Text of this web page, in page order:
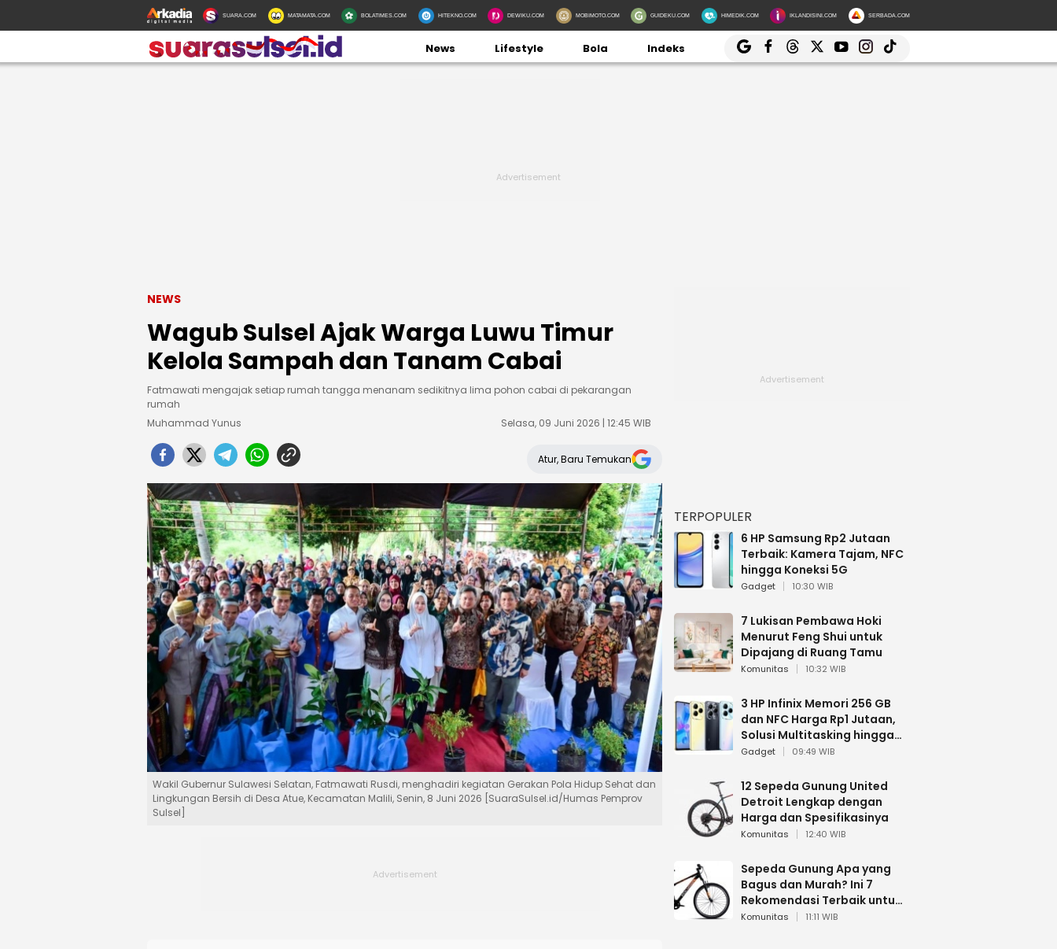
SUARA.COM MATAMATA.COM BOLATIMES.COM HITEKNO.COM DEWIKU.COM MOBIMOTO.COM GUIDEKU.COM HIMEDIK.COM IKLANDISINI.COM SERBADA.COM
News Lifestyle Bola Indeks
NEWS
Wagub Sulsel Ajak Warga Luwu Timur
Kelola Sampah dan Tanam Cabai
Fatmawati mengajak setiap rumah tangga menanam sedikitnya lima pohon cabai di pekarangan
rumah
Muhammad Yunus
Selasa, 09 Juni 2026 | 12:45 WIB
Atur, Baru Temukan
Wakil Gubernur Sulawesi Selatan, Fatmawati Rusdi, menghadiri kegiatan Gerakan Pola Hidup Sehat dan
Lingkungan Bersih di Desa Atue, Kecamatan Malili, Senin, 8 Juni 2026 [SuaraSulsel.id/Humas Pemprov
Sulsel]
TERPOPULER
6 HP Samsung Rp2 Jutaan
Terbaik: Kamera Tajam, NFC
hingga Koneksi 5G
Gadget 10:30 WIB
7 Lukisan Pembawa Hoki
Menurut Feng Shui untuk
Dipajang di Ruang Tamu
Komunitas 10:32 WIB
3 HP Infinix Memori 256 GB
dan NFC Harga Rp1 Jutaan,
Solusi Multitasking hingga
Gaming
Gadget 09:49 WIB
12 Sepeda Gunung United
Detroit Lengkap dengan
Harga dan Spesifikasinya
Komunitas 12:40 WIB
Sepeda Gunung Apa yang
Bagus dan Murah? Ini 7
Rekomendasi Terbaik untuk
Pemula
Komunitas 11:11 WIB